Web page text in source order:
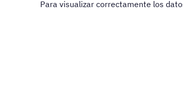
Para visualizar correctamente los